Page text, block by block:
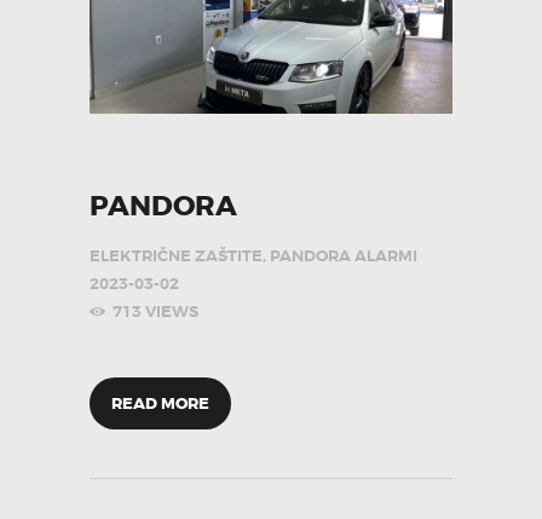
PANDORA
ELEKTRIČNE ZAŠTITE, PANDORA ALARMI
2023-03-02
713 VIEWS
READ MORE